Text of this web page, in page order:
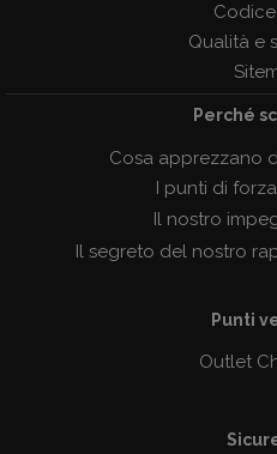
Qualità e
Perché
Cosa apprezzano
I punti di
Il nostro
Il segreto del nostro
Punti
Outlet